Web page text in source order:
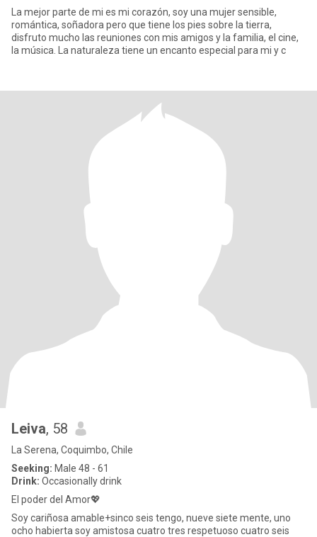
La mejor parte de mi es mi corazón, soy una mujer sensible,
romántica, soñadora pero que tiene los pies sobre la tierra,
disfruto mucho las reuniones con mis amigos y la familia, el cine,
la música. La naturaleza tiene un encanto especial para mi y c
Leiva, 58
La Serena, Coquimbo, Chile
Seeking: Male 48 - 61
Drink: Occasionally drink
El poder del Amor💖
Soy cariñosa amable+sinco seis tengo, nueve siete mente, uno
ocho habierta soy amistosa cuatro tres respetuoso cuatro seis